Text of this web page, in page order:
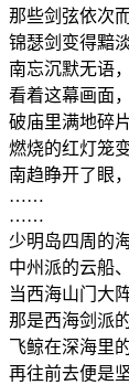
那些剑弦依次
锦瑟剑变得黯
南忘沉默无语
看着这幕画面
破庙里满地碎片
燃烧的红灯笼
南趋睁开了眼
……
……
少明岛四周的
中州派的云船
当西海山门大
那是西海剑派
飞鲸在深海里
再往前去便是